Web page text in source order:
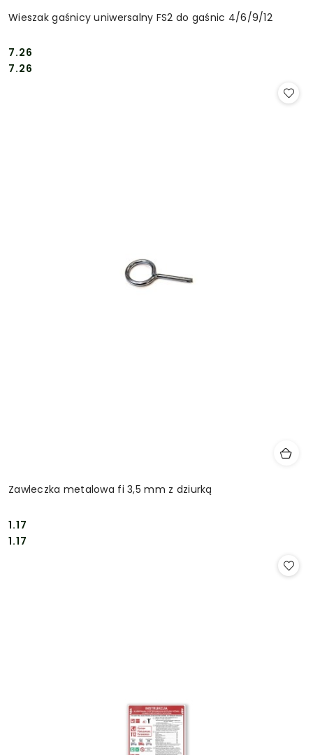
Wieszak gaśnicy uniwersalny FS2 do gaśnic 4/6/9/12
Cena:
7.26
Cena:
7.26
Zawleczka metalowa fi 3,5 mm z dziurką
Cena:
1.17
Cena:
1.17